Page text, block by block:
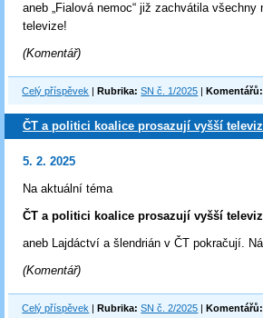
aneb „Fialová nemoc“ již zachvátila všechny
televize!
(Komentář)
Celý příspěvek Rubrika: SN č. 1/2025 Komentářů:
ČT a politici koalice prosazují vyšší
5. 2. 2025
Na aktuální téma
ČT a politici koalice prosazují vyšší
aneb Lajdáctví a šlendrián v ČT pokračují.
(Komentář)
Celý příspěvek |Rubrika: SN č. 2/2025 |Komentářů: